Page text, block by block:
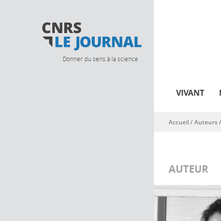
Donner du sens à la science
VIVANT
Vous êtes ici
Accueil/ Auteurs
AUTEUR